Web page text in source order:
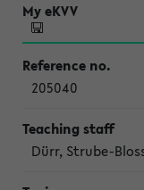
205040
Dürr, Strube-